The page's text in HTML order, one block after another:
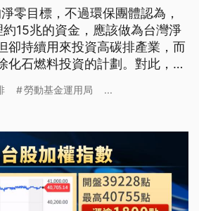
零目標，不過環保團體認為，
15兆的資金，應該做為台灣淨
卻持續用來投資高碳排產業，而
化石燃料投資的計劃。對此，4
會研議更精進的作為。
勞動基金運用局 ...